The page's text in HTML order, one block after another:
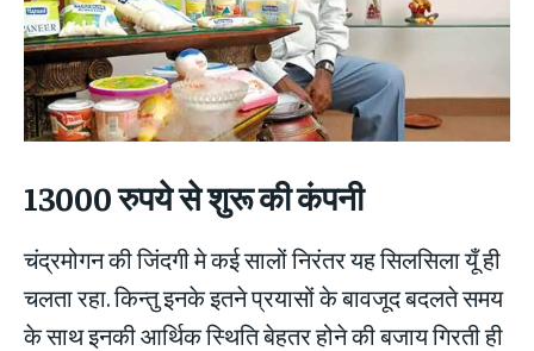
13000 रुपये से शुरू की कंपनी
चंद्रमोगन की जिंदगी मे कई सालों निरंतर यह सिलसिला यूँ ही
चलता रहा. किन्तु इनके इतने प्रयासों के बावजूद बदलते समय
के साथ इनकी आर्थिक स्थिति बेहतर होने की बजाय गिरती ही